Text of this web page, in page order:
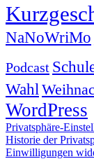
NaNoWriMo
Podcast
Wahl
WordPress
Privatsphäre-
Historie der
Einwilligungen